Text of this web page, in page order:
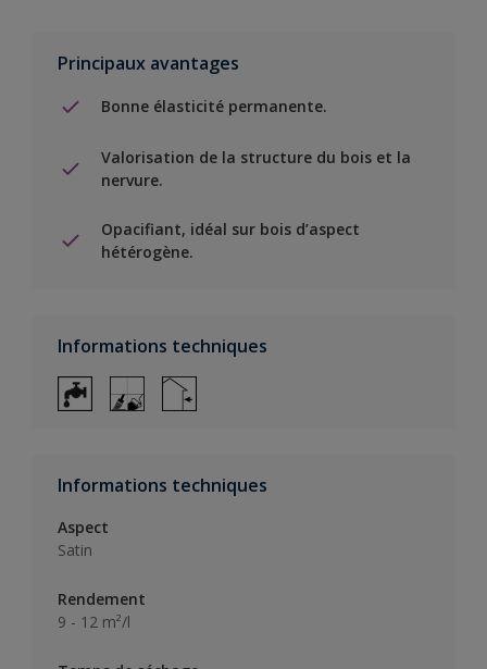
Principaux avantages
Bonne élasticité permanente.
Valorisation de la structure du bois et la
nervure.
Opacifiant, idéal sur bois d’aspect
hétérogène.
Informations techniques
Informations techniques
Aspect
Satin
Rendement
9 - 12 m²/l